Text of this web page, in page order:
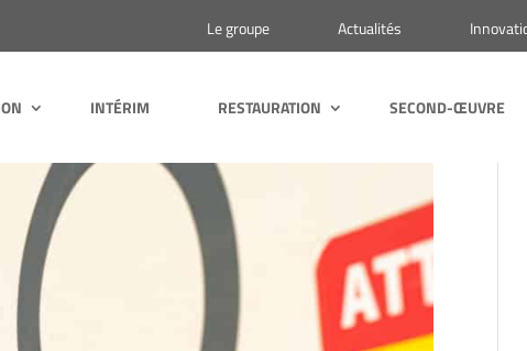
Le groupe Actualités
INTÉRIM RESTAURATION SECOND-ŒUVRE